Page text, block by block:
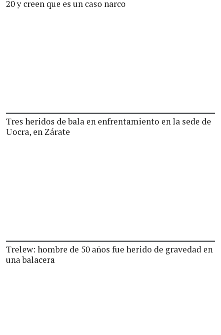
20 y creen que es un caso narco
Tres heridos de bala en enfrentamiento en la sede de
Uocra, en Zárate
Trelew: hombre de 50 años fue herido de gravedad en
una balacera